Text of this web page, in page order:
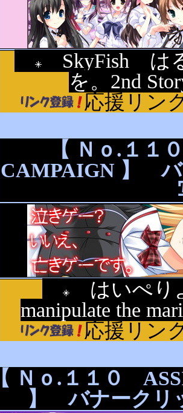
SkyFish はる
を。2nd
応援リン
【 Ｎｏ.１１
CAMPAIGN 】 バ
はいぺり
manipulate the
応援リン
【 Ｎｏ.１１０
】 バナークリ